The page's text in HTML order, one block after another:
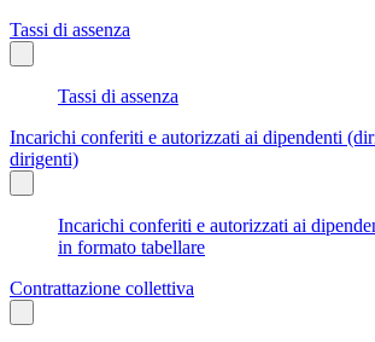
Tassi di assenza
Tassi di assenza
Incarichi conferiti e autorizzati ai dipendenti
dirigenti)
Incarichi conferiti e autorizzati ai
in formato tabellare
Contrattazione collettiva